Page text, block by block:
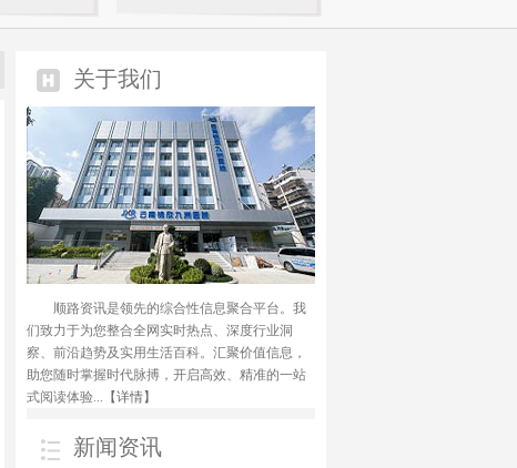
关于我们
顺路资讯是领先的综合性信息聚合平台。我
们致力于为您整合全网实时热点、深度行业洞
察、前沿趋势及实用生活百科。汇聚价值信息，
助您随时掌握时代脉搏，开启高效、精准的一站
式阅读体验...
【详情】
新闻资讯